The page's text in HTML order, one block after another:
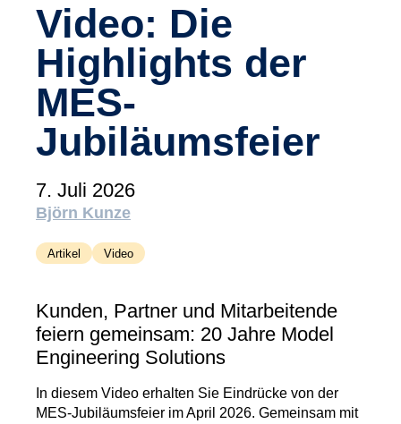
Wissensbibliothek (Blog)
Über uns
Karriere
Kontakt
Impressum
Datenschutz
Video: Die
Highlights der
MES-
Jubiläumsfeier
7. Juli 2026
Björn Kunze
Artikel Video
Kunden, Partner und Mitarbeitende
feiern gemeinsam: 20 Jahre Model
Engineering Solutions
In diesem Video erhalten Sie Eindrücke von der
MES-Jubiläumsfeier im April 2026. Gemeinsam mit